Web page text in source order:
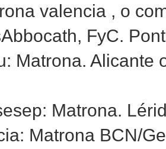
valencia , o
FyC.
Matrona. Alicante
Matrona.
Matrona BCN/